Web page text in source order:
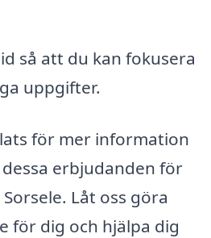
så att du kan fokusera
uppgifter.
för mer information
erbjudanden för
Låt oss göra
för dig och hjälpa dig